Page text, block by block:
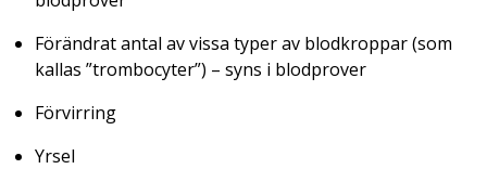
Förändrat antal av vissa typer av blodkroppar (som
kallas ”trombocyter”) – syns i blodprover
Förvirring
Yrsel